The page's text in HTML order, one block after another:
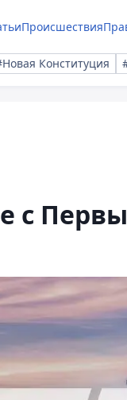
Происшествия
Конституция
с